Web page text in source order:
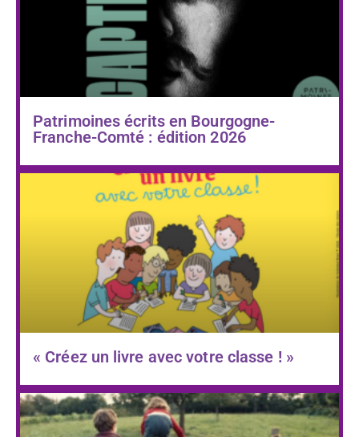
Patrimoines écrits en Bourgogne-
Franche-Comté : édition 2026
« Créez un livre avec votre classe ! »